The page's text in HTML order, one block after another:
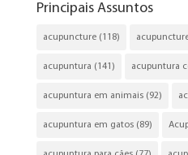
Principais Assuntos
acupuncture(118)
acupuntura (141) acupuntura
acupuntura em animais(92)
acupuntura em gatos(89)